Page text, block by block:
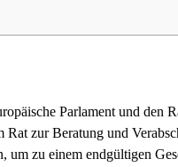
Parlament und den
zur Beratung und
um zu einem endgültigen